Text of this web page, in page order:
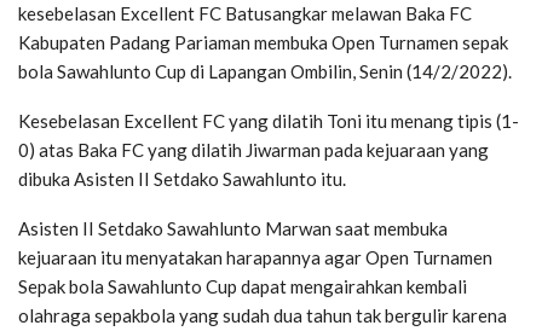
kesebelasan Excellent FC Batusangkar melawan Baka FC
Kabupaten Padang Pariaman membuka Open Turnamen sepak
bola Sawahlunto Cup di Lapangan Ombilin, Senin (14/2/2022).
Kesebelasan Excellent FC yang dilatih Toni itu menang tipis (1-
0) atas Baka FC yang dilatih Jiwarman pada kejuaraan yang
dibuka Asisten II Setdako Sawahlunto itu.
Asisten II Setdako Sawahlunto Marwan saat membuka
kejuaraan itu menyatakan harapannya agar Open Turnamen
Sepak bola Sawahlunto Cup dapat mengairahkan kembali
olahraga sepakbola yang sudah dua tahun tak bergulir karena